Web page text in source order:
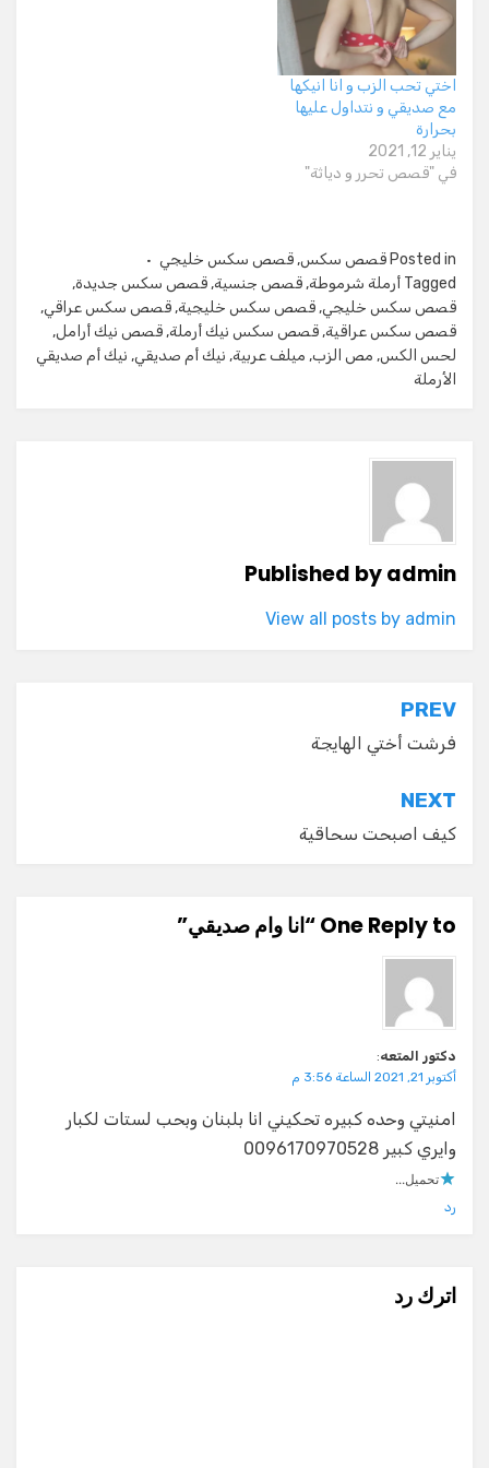
اختي تحب الزب و انا انيكها
مع صديقي و نتداول عليها
بحرارة
يناير 12, 2021
في "قصص تحرر و دياثة"
Posted in قصص سكس, قصص سكس خليجي
Tagged أرملة شرموطة, قصص جنسية, قصص سكس جديدة,
قصص سكس خليجي, قصص سكس خليجية, قصص سكس عراقي,
قصص سكس عراقية, قصص سكس نيك أرملة, قصص نيك أرامل,
لحس الكس, مص الزب, ميلف عربية, نيك أم صديقي, نيك أم صديقي
الأرملة
Published byadmin
View all posts by admin
تصفّح
المقالات
PREV
فرشت أختي الهايجة
NEXT
كيف اصبحت سحاقية
One Reply to “انا وام صديقي”
دكتور المتعه:
أكتوبر 21, 2021 الساعة 3:56 م
امنيتي وحده كبيره تحكيني انا بلبنان وبحب لستات لكبار
وايري كبير 0096170970528
تحميل...
رد
اترك رد